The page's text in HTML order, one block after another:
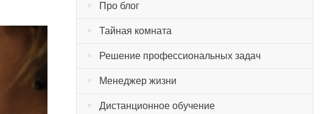
Про блог
Тайная комната
Решение профессиональных задач
Менеджер жизни
Дистанционное обучение